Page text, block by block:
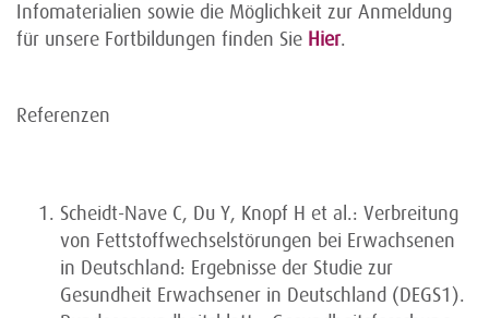
Infomaterialien sowie die Möglichkeit zur Anmeldung
für unsere Fortbildungen finden Sie Hier.
Referenzen
Scheidt-Nave C, Du Y, Knopf H et al.: Verbreitung
von Fettstoffwechselstörungen bei Erwachsenen
in Deutschland: Ergebnisse der Studie zur
Gesundheit Erwachsener in Deutschland (DEGS1).